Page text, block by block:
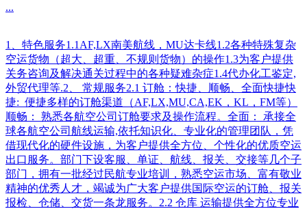
...
1、特色服务1.1AF,LX南美航线，MU达卡线1.2各种特殊复杂
空运货物（超大、超重、不规则货物）的操作1.3为客户提供
关务咨询及解决通关过程中的各种疑难杂症1.4代办化工鉴定,
外贸代理等.2、 常规服务2.1 订舱：快捷、顺畅、全面快捷快
捷: 便捷多样的订舱渠道（AF,LX,MU,CA,EK，KL，FM等）
顺畅： 熟悉各航空公司订舱要求及操作流程。全面： 承接全
球各航空公司航线运输,依托知识化、专业化的管理团队，凭
借现代化的硬件设施，为客户提供全方位、个性化的优质空运
出口服务。部门下设客服、单证、航线、报关、交接等几个子
部门，拥有一批经过民航专业培训，熟悉空运市场、富有敬业
精神的优秀人才，竭诚为广大客户提供国际空运的订舱、报关
报检、仓储、交货一条龙服务。2.2 仓库 运输提供全方位专业